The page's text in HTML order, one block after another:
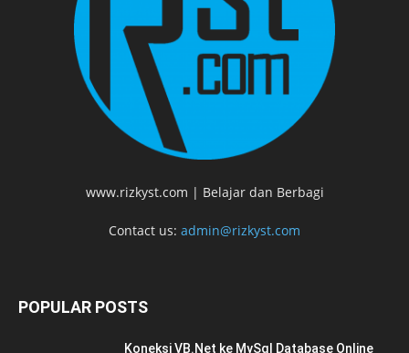
www.rizkyst.com | Belajar dan Berbagi
Contact us: admin@rizkyst.com
POPULAR POSTS
Koneksi VB.Net ke MySql Database Online